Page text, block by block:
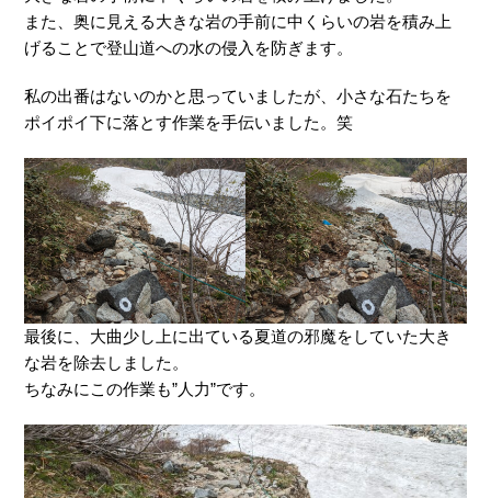
また、奥に見える大きな岩の手前に中くらいの岩を積み上
げることで登山道への水の侵入を防ぎます。
私の出番はないのかと思っていましたが、小さな石たちを
ポイポイ下に落とす作業を手伝いました。笑
最後に、大曲少し上に出ている夏道の邪魔をしていた大き
な岩を除去しました。
ちなみにこの作業も”人力”です。